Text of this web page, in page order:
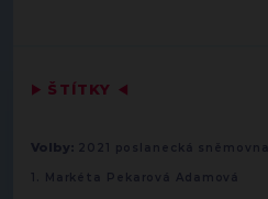
▶ ŠTÍTKY ◀
Volby: 2021 poslanecká sněmovna
1. Markéta Pekarová Adamová